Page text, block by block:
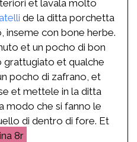
et lavala molto
de la ditta porchetta
inseme con bone herbe.
et un pocho di bon
grattugiato et qualche
pocho di zafrano, et
et mettele in la ditta
modo che si fanno le
di dentro di fore. Et
8r